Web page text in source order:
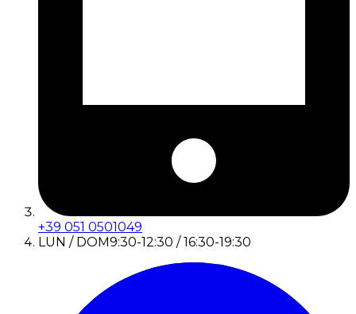
+39 051 0501049
LUN / DOM9:30-12:30 / 16:30-19:30